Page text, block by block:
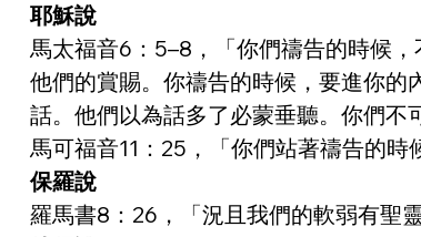
耶穌說
馬太福音6：5–8，「你們禱告的時候
他們的賞賜。你禱告的時候，要進你
話。他們以為話多了必蒙垂聽。你們不
馬可福音11：25，「你們站著禱告的
保羅說
羅馬書8：26，「況且我們的軟弱有聖